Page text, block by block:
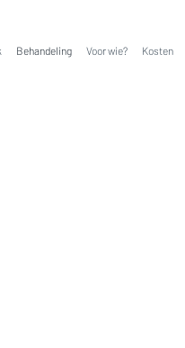
Behandeling Voor wie? Kosten